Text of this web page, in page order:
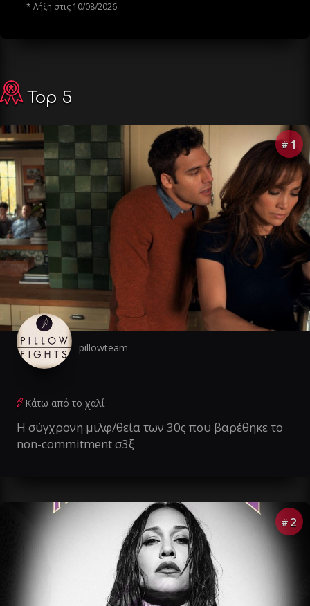
* Λήξη στις 10/08/2026
Top 5
# 1
pillowteam
Κάτω από το χαλί
Η σύγχρονη μιλφ/θεία των 30ς που βαρέθηκε το
non-commitment σ3ξ
# 2